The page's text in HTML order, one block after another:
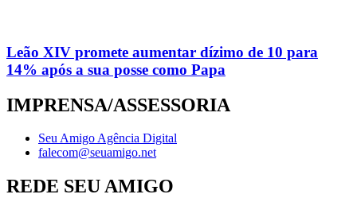
Leão XIV promete aumentar dízimo de 10 para
14% após a sua posse como Papa
IMPRENSA/ASSESSORIA
Seu Amigo Agência Digital
falecom@seuamigo.net
REDE SEU AMIGO